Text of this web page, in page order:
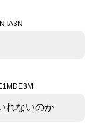
れないのか